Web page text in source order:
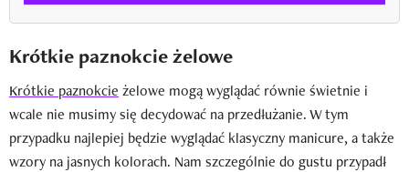
Krótkie paznokcie żelowe
Krótkie paznokcie żelowe mogą wyglądać równie świetnie i
wcale nie musimy się decydować na przedłużanie. W tym
przypadku najlepiej będzie wyglądać klasyczny manicure, a także
wzory na jasnych kolorach. Nam szczególnie do gustu przypadł